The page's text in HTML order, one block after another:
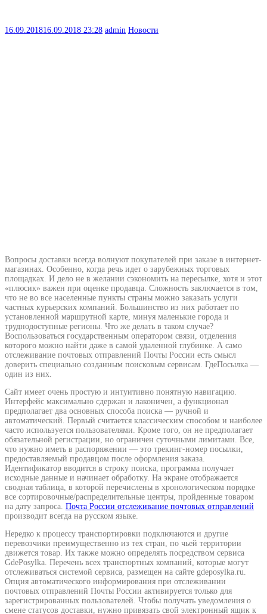
16.09.201816.09.2018 23:28 admin Новости
Вопросы доставки всегда волнуют покупателей при заказе в интернет-
магазинах. Особенно, когда речь идет о зарубежных торговых
площадках. И дело не в желании сэкономить на пересылке, хотя и этот
«плюсик» важен при оценке продавца. Сложность заключается в том,
что не во все населенные пункты страны можно заказать услуги
частных курьерских компаний. Большинство из них работает по
установленной маршрутной карте, минуя маленькие города и
труднодоступные регионы. Что же делать в таком случае?
Воспользоваться государственным оператором связи, отделения
которого можно найти даже в самой удаленной глубинке. А само
отслеживание почтовых отправлений Почты России есть смысл
доверить специально созданным поисковым сервисам. ГдеПосылка —
один из них.
Сайт имеет очень простую и интуитивно понятную навигацию.
Интерфейс максимально сдержан и лаконичен, а функционал
предполагает два основных способа поиска — ручной и
автоматический. Первый считается классическим способом и наиболее
часто используется пользователями. Кроме того, он не предполагает
обязательной регистрации, но ограничен суточными лимитами. Все,
что нужно иметь в распоряжении — это трекинг-номер посылки,
предоставляемый продавцом после оформления заказа.
Идентификатор вводится в строку поиска, программа получает
исходные данные и начинает обработку. На экране отображается
сводная таблица, в которой перечислены в хронологическом порядке
все сортировочные/распределительные центры, пройденные товаром
на дату запроса. Почта России отслеживание почтовых отправлений
производит всегда на русском языке.
Нередко к процессу транспортировки подключаются и другие
перевозчики преимущественно из тех стран, по чьей территории
движется товар. Их также можно определять посредством сервиса
GdePosylka. Перечень всех транспортных компаний, которые могут
отслеживаться системой сервиса, размещен на сайте gdeposylka.ru.
Опция автоматического информирования при отслеживании
почтовых отправлений Почты России активируется только для
зарегистрированных пользователей. Чтобы получать уведомления о
смене статусов доставки, нужно привязать свой электронный ящик к